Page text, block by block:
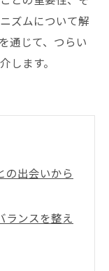
ズムについて解
通じて、つらい
します。
の出会いから
ランスを整え
灸施術のメ